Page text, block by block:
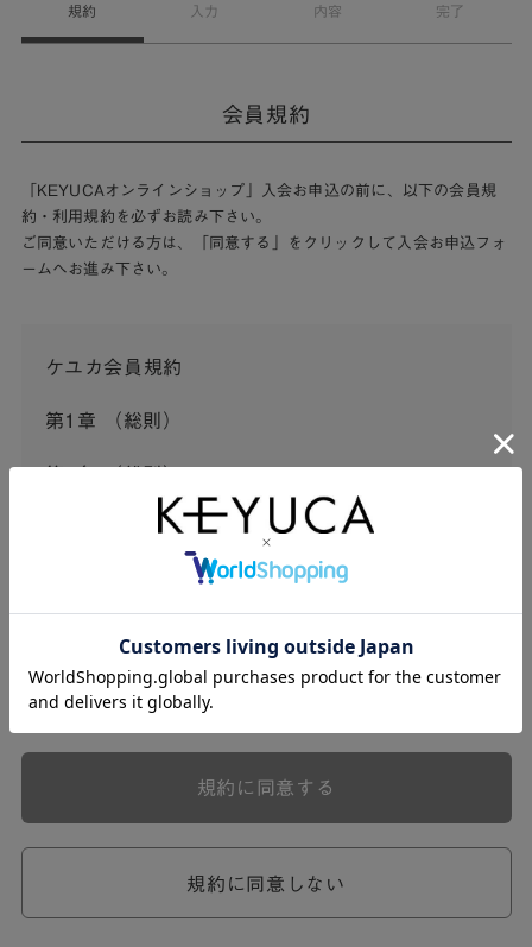
規約
入力
内容
完了
会員規約
「KEYUCAオンラインショップ」入会お申込の前に、以下の会員規
約・利用規約を必ずお読み下さい。
ご同意いただける方は、「同意する」をクリックして入会お申込フォ
ームへお進み下さい。
ケユカ会員規約
第1章 （総則）
この会員規約（以下「本規約」といいます。）は、河淳株
式会社ケユカ事業部（以下「弊社」といいます。）が提供
する一連のサービスに関し、弊社が次条の定めに従い入会
本規約は、会員と弊社との間のサービスの利用に関わる一
切の関係に適用されるものとします。
弊社が一連のサービスを提供するにあたり、本規約のほ
ら個別規定はその名称のいかんに関わらず、本規約の一部
めが優先されるものとします。
規約に同意しない
規約に同意する